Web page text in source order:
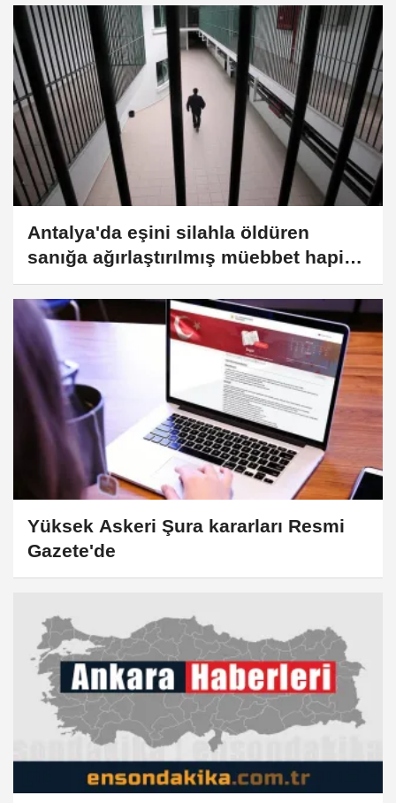
Antalya'da eşini silahla öldüren
sanığa ağırlaştırılmış müebbet hapis
cezası
Yüksek Askeri Şura kararları Resmi
Gazete'de